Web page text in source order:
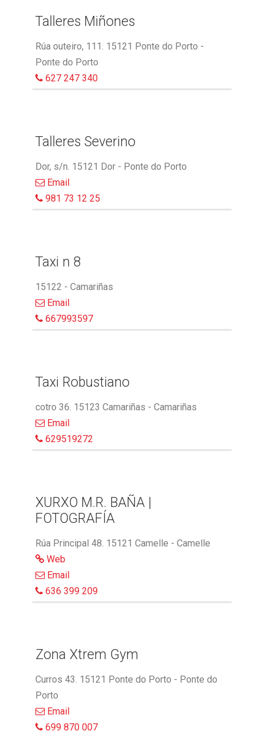
Talleres Miñones
Rúa outeiro, 111. 15121 Ponte do Porto -
Ponte do Porto
627 247 340
Talleres Severino
Dor, s/n. 15121 Dor - Ponte do Porto
Email
981 73 12 25
Taxi n 8
15122 - Camariñas
Email
667993597
Taxi Robustiano
cotro 36. 15123 Camariñas - Camariñas
Email
629519272
XURXO M.R. BAÑA |
FOTOGRAFÍA
Rúa Principal 48. 15121 Camelle - Camelle
Web
Email
636 399 209
Zona Xtrem Gym
Curros 43. 15121 Ponte do Porto - Ponte do
Porto
Email
699 870 007